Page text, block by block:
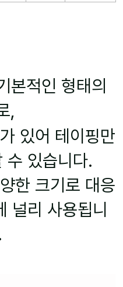
본적인 형태의
,
있어 테이핑만
수 있습니다.
한 크기로 대응
널리 사용됩니